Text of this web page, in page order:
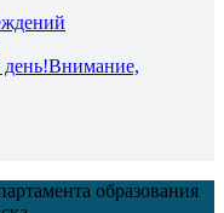
Внимание,
образования